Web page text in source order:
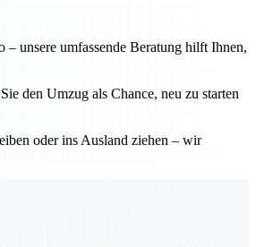
unsere umfassende Beratung hilft Ihnen,
den Umzug als Chance, neu zu starten
oder ins Ausland ziehen – wir